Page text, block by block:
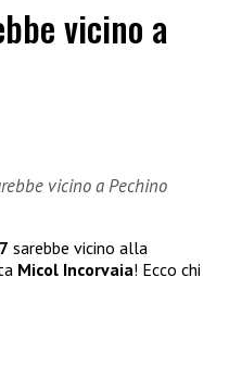
vicino a
vicino a Pechino
sarebbe vicino alla
Micol Incorvaia! Ecco chi